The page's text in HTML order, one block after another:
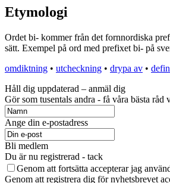
Etymologi
Ordet bi- kommer från det fornnordiska
sätt. Exempel på ord med prefixet bi- på
omdiktning • utcheckning • drypa av •
Håll dig uppdaterad – anmäl dig
Gör som tusentals andra - få våra bästa råd
Ange din e-postadress
Bli medlem
Du är nu registrerad - tack
Genom att fortsätta accepterar jag
Genom att registrera dig för nyhetsbrevet